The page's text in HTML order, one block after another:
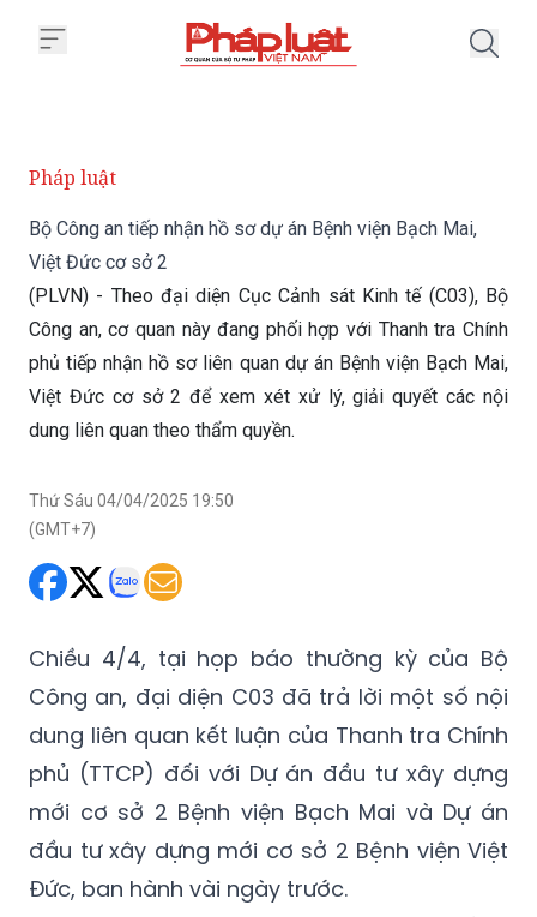
Pháp luật
Bộ Công an tiếp nhận hồ sơ dự án Bệnh viện Bạch Mai,
Việt Đức cơ sở 2
(PLVN) - Theo đại diện Cục Cảnh sát Kinh tế (C03), Bộ
Công an, cơ quan này đang phối hợp với Thanh tra Chính
phủ tiếp nhận hồ sơ liên quan dự án Bệnh viện Bạch Mai,
dung liên quan theo thẩm quyền.
Thứ Sáu 04/04/2025 19:50
Chiều 4/4, tại họp báo thường kỳ của Bộ
Công an, đại diện C03 đã trả lời một số nội
dung liên quan kết luận của Thanh tra Chính
phủ (TTCP) đối với Dự án đầu tư xây dựng
mới cơ sở 2 Bệnh viện Bạch Mai và Dự án